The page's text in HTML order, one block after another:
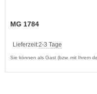
MG 1784
Lieferzeit:2-3 Tage
Sie können als Gast (bzw. mit Ihrem